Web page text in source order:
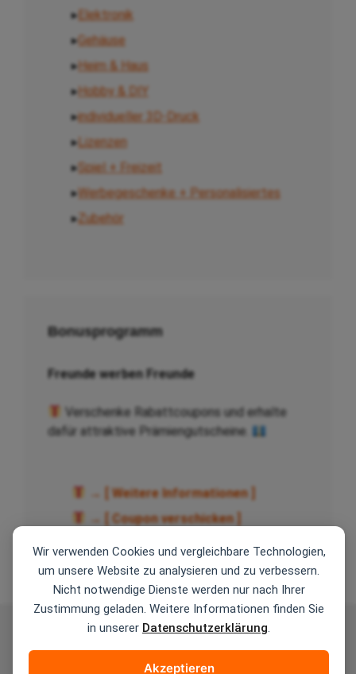
Wir verwenden Cookies und vergleichbare Technologien,
um unsere Website zu analysieren und zu verbessern.
Nicht notwendige Dienste werden nur nach Ihrer
Zustimmung geladen. Weitere Informationen finden Sie
in unserer Datenschutzerklärung.
Akzeptieren
▸Elektronik
▸Gehäuse
▸Heim & Haus
▸Hobby & DIY
▸individueller 3D-Druck
▸Lizenzen
▸ Spiel + Freizeit
▸Werbegeschenke + Personalisiertes
▸Zubehör
Bonusprogramm
Freunde werben Freunde
Verschenke Rabattcoupons und erhalte
dafür attraktive Prämiengutscheine.
→ [ Weitere Informationen ]
→ [ Coupon verschicken ]
AGB Zahlungsarten
Versandarten
Datenschutzerklärung